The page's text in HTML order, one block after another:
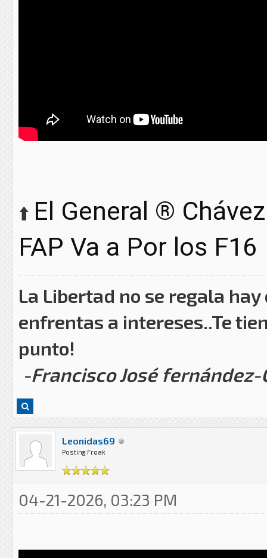
⬆️ El General ®
FAP Va a Por los F16
La Libertad no se regala
enfrentas a intereses..Te
punto!
-Francisco José
Leonidas69
Posting Freak
04-21-2026, 03:23 PM